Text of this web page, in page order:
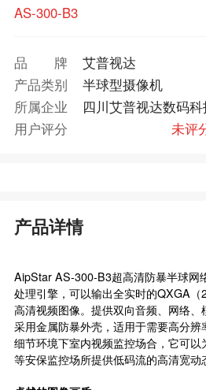
AS-300-B3
品牌
艾普视达
产品类别
半球型摄像机
所属企业
四川艾普视达数码
用户评分
未评
产品详情
AipStar AS-300-B3超高清防暴半球网
处理引擎，可以输出全实时的QXGA
高清视频图像。提供双向音频、网络、
采用金属防暴外壳，适用于需要高分
细节环境下室内视频监控场合，它可
等安保监控场所提供低码流的高清宽动